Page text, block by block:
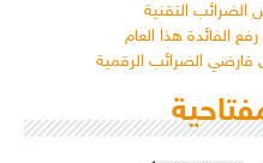
الضرائب التقنية
الفائدة هذا العام